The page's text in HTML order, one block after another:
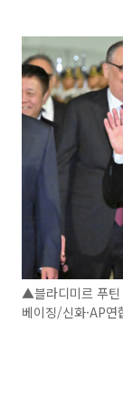
▲블라디미르 푸틴
베이징/신화·AP연